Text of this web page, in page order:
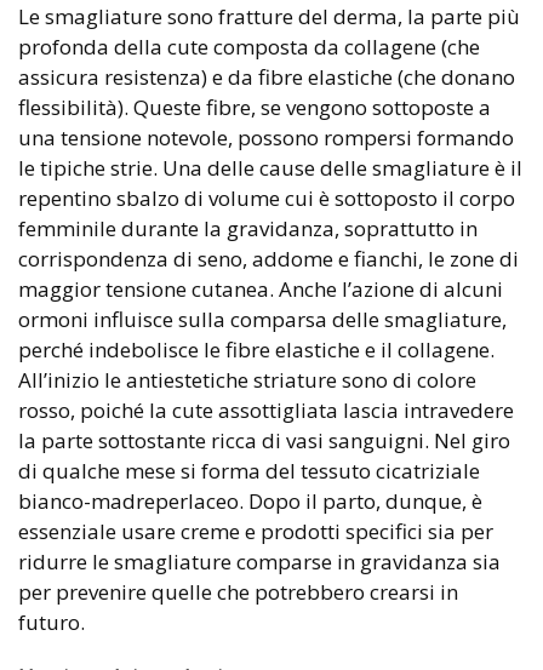
Le smagliature sono fratture del derma, la parte più
profonda della cute composta da collagene (che
assicura resistenza) e da fibre elastiche (che donano
flessibilità). Queste fibre, se vengono sottoposte a
una tensione notevole, possono rompersi formando
le tipiche strie. Una delle cause delle smagliature è il
repentino sbalzo di volume cui è sottoposto il corpo
femminile durante la gravidanza, soprattutto in
corrispondenza di seno, addome e fianchi, le zone di
maggior tensione cutanea. Anche l’azione di alcuni
ormoni influisce sulla comparsa delle smagliature,
perché indebolisce le fibre elastiche e il collagene.
All’inizio le antiestetiche striature sono di colore
rosso, poiché la cute assottigliata lascia intravedere
la parte sottostante ricca di vasi sanguigni. Nel giro
di qualche mese si forma del tessuto cicatriziale
bianco-madreperlaceo. Dopo il parto, dunque, è
essenziale usare creme e prodotti specifici sia per
ridurre le smagliature comparse in gravidanza sia
per prevenire quelle che potrebbero crearsi in
futuro.